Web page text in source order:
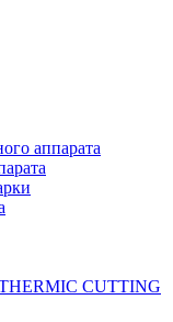
аппарата
CUTTING